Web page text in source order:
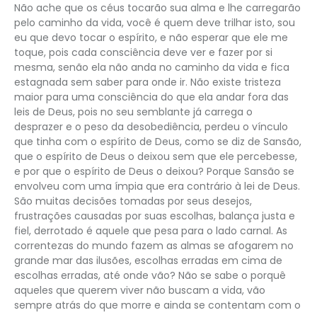
Não ache que os céus tocarão sua alma e lhe carregarão
pelo caminho da vida, você é quem deve trilhar isto, sou
eu que devo tocar o espírito, e não esperar que ele me
toque, pois cada consciência deve ver e fazer por si
mesma, senão ela não anda no caminho da vida e fica
estagnada sem saber para onde ir. Não existe tristeza
maior para uma consciência do que ela andar fora das
leis de Deus, pois no seu semblante já carrega o
desprazer e o peso da desobediência, perdeu o vínculo
que tinha com o espírito de Deus, como se diz de Sansão,
que o espírito de Deus o deixou sem que ele percebesse,
e por que o espírito de Deus o deixou? Porque Sansão se
envolveu com uma ímpia que era contrário à lei de Deus.
São muitas decisões tomadas por seus desejos,
frustrações causadas por suas escolhas, balança justa e
fiel, derrotado é aquele que pesa para o lado carnal. As
correntezas do mundo fazem as almas se afogarem no
grande mar das ilusões, escolhas erradas em cima de
escolhas erradas, até onde vão? Não se sabe o porquê
aqueles que querem viver não buscam a vida, vão
sempre atrás do que morre e ainda se contentam com o